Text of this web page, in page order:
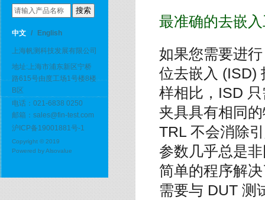
中文 / English
上海帆测科技发展有限公司
地址:上海市浦东新区宁桥
路615号由度工场1号楼8楼
B区
电话：021-6838 0250
邮箱：sales@fin-test.com
沪ICP备19001881号-1
Copyright © 2019
Powered byAlsovalue
最准确的去嵌
如果您需要进
位去嵌入 (ISD)
样相比，ISD
夹具具有相同
TRL 不会消除
参数几乎总是
简单的程序解
需要与 DUT 测